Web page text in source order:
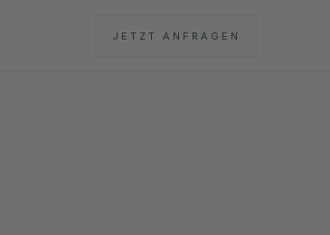
JETZT ANFRAGEN